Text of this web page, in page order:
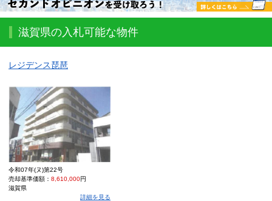
滋賀県の入札可能な物件
レジデンス琵琶
令和07年(ヌ)第22号
売却基準価額： 8,610,000円
滋賀県
詳細を見る